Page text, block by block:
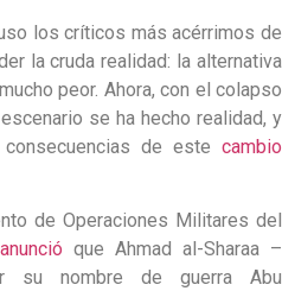
los críticos más acérrimos de
la cruda realidad: la alternativa
peor. Ahora, con el colapso
se ha hecho realidad, y
de este cambio
de Operaciones Militares del
anunció que Ahmad al-Sharaa –
su nombre de guerra Abu